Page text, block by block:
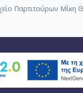
Παρτιτούρων Μίκη